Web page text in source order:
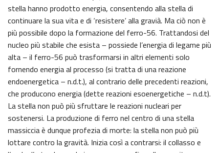
stella hanno prodotto energia, consentendo alla stella di
continuare la sua vita e di ‘resistere’ alla gravià. Ma ciò non è
più possibile dopo la formazione del ferro-56. Trattandosi del
nucleo più stabile che esista – possiede l’energia di legame più
alta – il ferro-56 può trasformarsi in altri elementi solo
fornendo energia al processo (si tratta di una reazione
endoenergetica – n.d.t.), al contrario delle precedenti reazioni,
che producono energia (dette reazioni esoenergetiche – n.d.t).
La stella non può più sfruttare le reazioni nucleari per
sostenersi. La produzione di ferro nel centro di una stella
massiccia è dunque profezia di morte: la stella non può più
lottare contro la gravità. Inizia così a contrarsi: il collasso e